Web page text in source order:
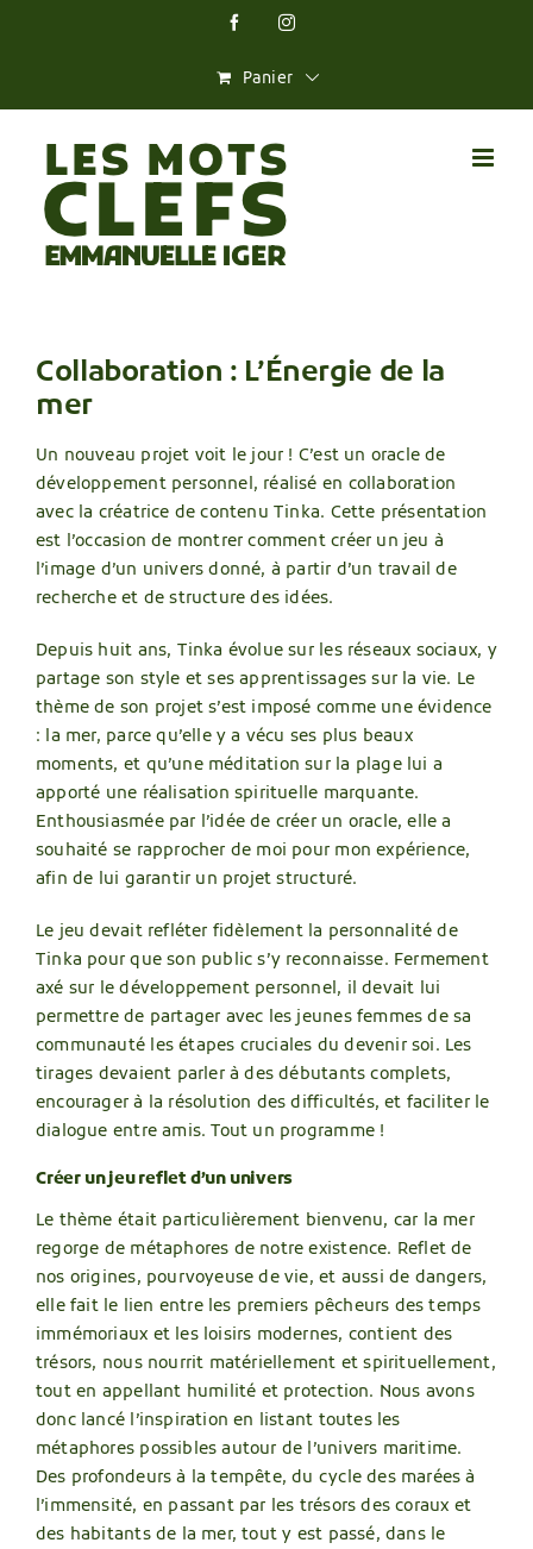
FacebookInstagram
Panier
Collaboration : L’Énergie de la
mer
Un nouveau projet voit le jour ! C’est un oracle de
développement personnel, réalisé en collaboration
avec la créatrice de contenu Tinka. Cette présentation
est l’occasion de montrer comment créer un jeu à
l’image d’un univers donné, à partir d’un travail de
recherche et de structure des idées.
Depuis huit ans, Tinka évolue sur les réseaux sociaux, y
partage son style et ses apprentissages sur la vie. Le
thème de son projet s’est imposé comme une évidence
: la mer, parce qu’elle y a vécu ses plus beaux
moments, et qu’une méditation sur la plage lui a
apporté une réalisation spirituelle marquante.
Enthousiasmée par l’idée de créer un oracle, elle a
souhaité se rapprocher de moi pour mon expérience,
afin de lui garantir un projet structuré.
Le jeu devait refléter fidèlement la personnalité de
Tinka pour que son public s’y reconnaisse. Fermement
axé sur le développement personnel, il devait lui
permettre de partager avec les jeunes femmes de sa
communauté les étapes cruciales du devenir soi. Les
tirages devaient parler à des débutants complets,
encourager à la résolution des difficultés, et faciliter le
dialogue entre amis. Tout un programme !
Créer un jeu reflet d’un univers
Le thème était particulièrement bienvenu, car la mer
regorge de métaphores de notre existence. Reflet de
nos origines, pourvoyeuse de vie, et aussi de dangers,
elle fait le lien entre les premiers pêcheurs des temps
immémoriaux et les loisirs modernes, contient des
trésors, nous nourrit matériellement et spirituellement,
tout en appellant humilité et protection. Nous avons
donc lancé l’inspiration en listant toutes les
métaphores possibles autour de l’univers maritime.
Des profondeurs à la tempête, du cycle des marées à
l’immensité, en passant par les trésors des coraux et
des habitants de la mer, tout y est passé, dans le